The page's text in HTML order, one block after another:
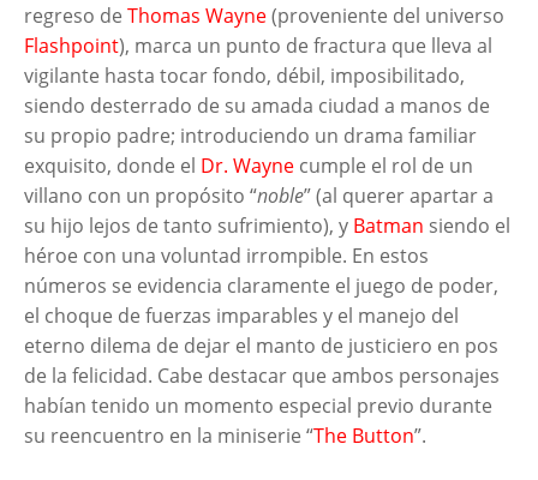
regreso de Thomas Wayne(proveniente del universo
Flashpoint), marca un punto de fractura que lleva al
vigilante hasta tocar fondo, débil, imposibilitado,
siendo desterrado de su amada ciudad a manos de
su propio padre; introduciendo un drama familiar
exquisito, donde el Dr. Wayne cumple el rol de un
villano con un propósito “noble” (al querer apartar a
su hijo lejos de tanto sufrimiento), y Batman siendo el
héroe con una voluntad irrompible. En estos
números se evidencia claramente el juego de poder,
el choque de fuerzas imparables y el manejo del
eterno dilema de dejar el manto de justiciero en pos
de la felicidad. Cabe destacar que ambos personajes
habían tenido un momento especial previo durante
su reencuentro en la miniserie “The Button”.